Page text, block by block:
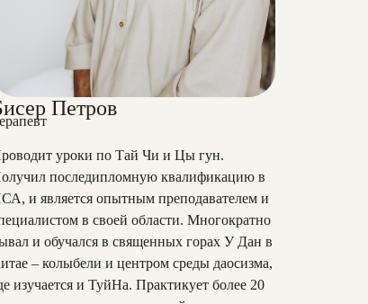
Петров
уроки по Тай Чи и Цы гун.
последипломную квалификацию в
и является опытным преподавателем и
в своей области. Многократно
и обучался в священных горах У Дан в
– колыбели и центром среды даосизма,
изучается и ТуйНа. Практикует более 20